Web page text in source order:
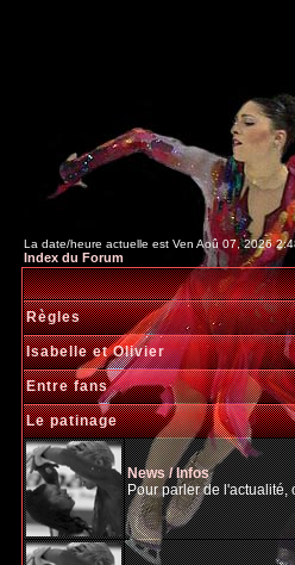
La date/heure actuelle est Ven Aoû 07, 2026
Index du Forum
Règles
Isabelle et Olivier
Entre fans
Le patinage
News / Infos
Pour parler de l'actualité,